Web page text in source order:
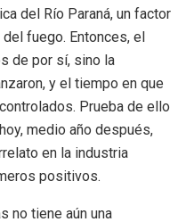
del Río Paraná, un factor
fuego. Entonces, el
de por sí, sino la
y el tiempo en que
Prueba de ello
medio año después,
en la industria
positivos.
no tiene aún una